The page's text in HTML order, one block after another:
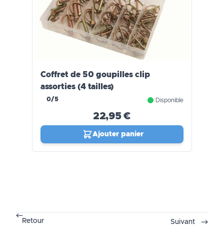
Coffret de 50 goupilles clip
assorties (4 tailles)
0/5 Disponible
22,95 €
Ajouter panier
Retour Suivant